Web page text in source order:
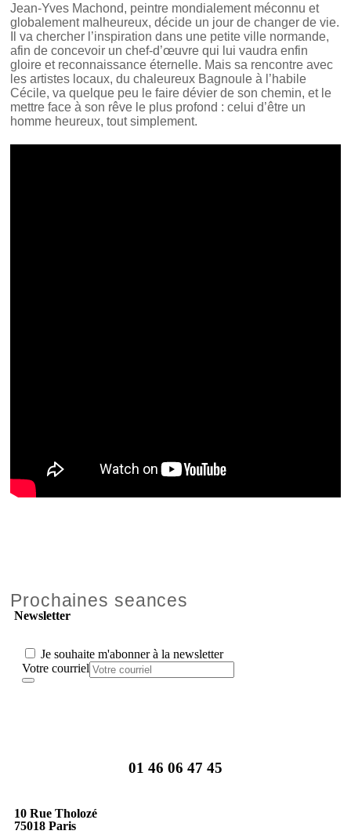
Jean-Yves Machond, peintre mondialement méconnu et
globalement malheureux, décide un jour de changer de vie.
Il va chercher l’inspiration dans une petite ville normande,
afin de concevoir un chef-d’œuvre qui lui vaudra enfin
gloire et reconnaissance éternelle. Mais sa rencontre avec
les artistes locaux, du chaleureux Bagnoule à l’habile
Cécile, va quelque peu le faire dévier de son chemin, et le
mettre face à son rêve le plus profond : celui d’être un
homme heureux, tout simplement.
Prochaines seances
Newsletter
Je souhaite m'abonner à la newsletter
Votre courriel
01 46 06 47 45
10 Rue Tholozé
75018 Paris